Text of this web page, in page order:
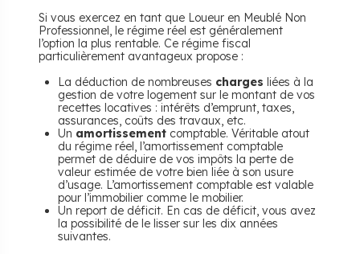
Si vous exercez en tant que Loueur en Meublé Non
Professionnel, le régime réel est généralement
l’option la plus rentable. Ce régime fiscal
particulièrement avantageux propose :
La déduction de nombreuses charges liées à la
gestion de votre logement sur le montant de vos
recettes locatives : intérêts d’emprunt, taxes,
assurances, coûts des travaux, etc.
Un amortissement comptable. Véritable atout
du régime réel, l’amortissement comptable
permet de déduire de vos impôts la perte de
valeur estimée de votre bien liée à son usure
d’usage. L’amortissement comptable est valable
pour l’immobilier comme le mobilier.
Un report de déficit. En cas de déficit, vous avez
la possibilité de le lisser sur les dix années
suivantes.